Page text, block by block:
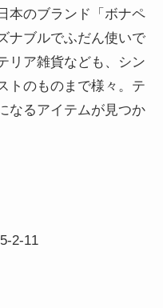
本のブランド「ボナペ
ナブルでふだん使いで
リア雑貨なども、シン
トのものまで様々。テ
なるアイテムが見つか
2-11